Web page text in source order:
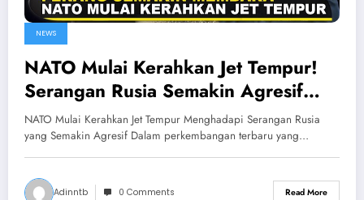
NEWS
NATO Mulai Kerahkan Jet Tempur!
Serangan Rusia Semakin Agresif
Hancurkan Ukraina & NATO
NATO Mulai Kerahkan Jet Tempur Menghadapi Serangan Rusia
yang Semakin Agresif Dalam perkembangan terbaru yang…
Adinntb 0 Comments Read More